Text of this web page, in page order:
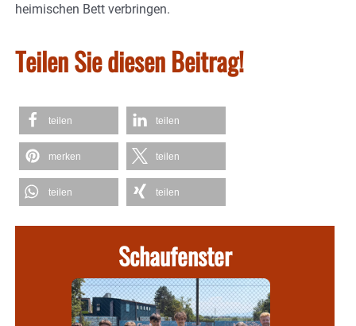
heimischen Bett verbringen.
Teilen Sie diesen Beitrag!
teilen teilen
merken teilen
teilen teilen
Schaufenster